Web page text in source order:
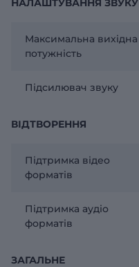
Максимальна вихідна
потужність
Підсилювач звуку
ВІДТВОРЕННЯ
Підтримка відео
форматів
Підтримка аудіо
форматів
ЗАГАЛЬНЕ